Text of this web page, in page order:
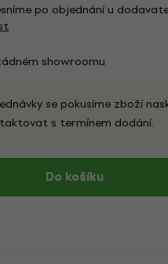
po objednání u
showroomu
se pokusíme zboží
s termínem dodání.
Do košíku